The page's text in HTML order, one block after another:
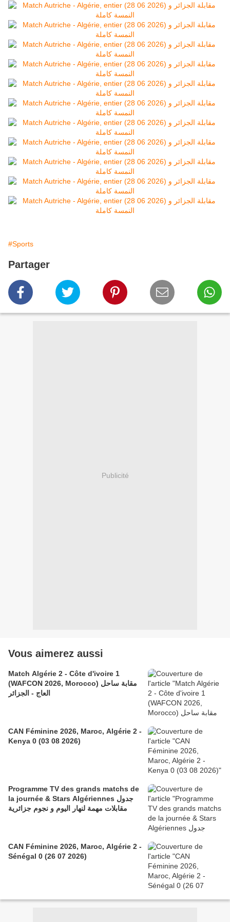
#Sports
Partager
Publicité
Vous aimerez aussi
Match Algérie 2 - Côte d'ivoire 1
(WAFCON 2026, Morocco) مقابة ساحل
العاج - الجزائر
CAN Féminine 2026, Maroc, Algérie 2 -
Kenya 0 (03 08 2026)
Programme TV des grands matchs de
la journée & Stars Algériennes جدول
مقابلات مهمة لنهار اليوم و نجوم جزائرية
CAN Féminine 2026, Maroc, Algérie 2 -
Sénégal 0 (26 07 2026)